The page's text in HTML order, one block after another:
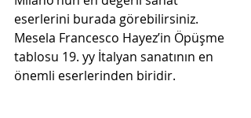
eserlerini burada görebilirsiniz.
Mesela Francesco Hayez’in Öpüşme
tablosu 19. yy İtalyan sanatının en
önemli eserlerinden biridir.